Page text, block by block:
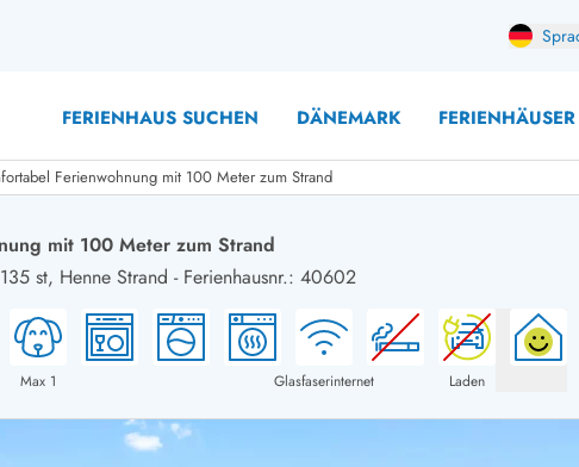
FERIENHAUS SUCHEN DÄNEMARK
Ferienhäuser mit Pool Ferienhäuser mit Hund
Ferienhäuser mit Sonntagswechsel
Ferienhäuser für Angler
Ferienhäuser mit Aktivitätsraum
Ferienwohnung mit 100 Meter zum Strand
mit 100 Meter zum Strand
st, Henne Strand - Ferienhausnr.: 40602
Max 1 Glasfaserinternet Laden